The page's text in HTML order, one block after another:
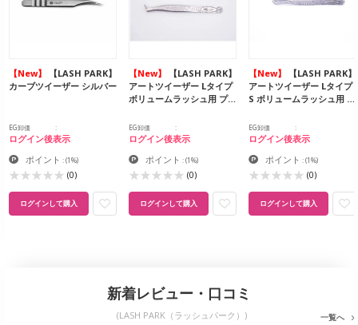
【New】
カーブツイーザー シルバー
EG卸価
ログイン後表示
ポイント :(1%)
(0)
ログインして購入
【New】
アートツイーザー Lタイプ
ボリュームラッシュ用 プ…
EG卸価
ログイン後表示
ポイント :(1%)
(0)
ログインして購入
【New】
アートツイーザー Lタイプ
S ボリュームラッシュ用 …
EG卸価
ログイン後表示
ポイント :(1%)
(0)
ログインして購入
新着レビュー・口コミ
(LASH PARK（ラッシュパーク）) 一覧へ